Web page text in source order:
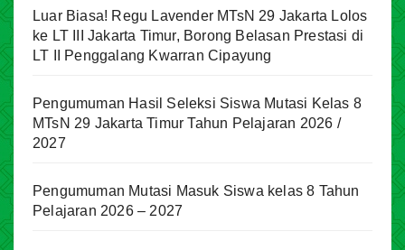
Luar Biasa! Regu Lavender MTsN 29 Jakarta Lolos
ke LT III Jakarta Timur, Borong Belasan Prestasi di
LT II Penggalang Kwarran Cipayung
Pengumuman Hasil Seleksi Siswa Mutasi Kelas 8
MTsN 29 Jakarta Timur Tahun Pelajaran 2026 /
2027
Pengumuman Mutasi Masuk Siswa kelas 8 Tahun
Pelajaran 2026 – 2027